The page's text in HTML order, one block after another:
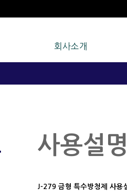
회사소개
사용설
J-279 금형 특수방청제 사용